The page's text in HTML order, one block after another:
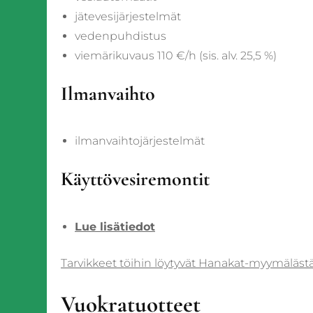
jätevesijärjestelmät
vedenpuhdistus
viemärikuvaus 110 €/h (sis. alv. 25,5 %)
Ilmanvaihto
ilmanvaihtojärjestelmät
Käyttövesiremontit
Lue lisätiedot
Tarvikkeet töihin löytyvät Hanakat-
Vuokratuotteet